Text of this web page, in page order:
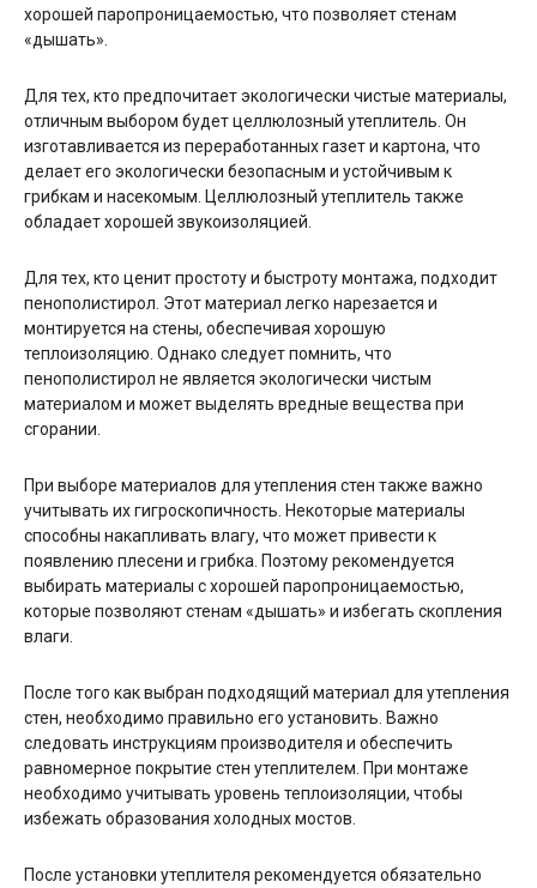
хорошей паропроницаемостью, что позволяет стенам
«дышать».
Для тех, кто предпочитает экологически чистые материалы,
отличным выбором будет целлюлозный утеплитель. Он
изготавливается из переработанных газет и картона, что
делает его экологически безопасным и устойчивым к
грибкам и насекомым. Целлюлозный утеплитель также
обладает хорошей звукоизоляцией.
Для тех, кто ценит простоту и быстроту монтажа, подходит
пенополистирол. Этот материал легко нарезается и
монтируется на стены, обеспечивая хорошую
теплоизоляцию. Однако следует помнить, что
пенополистирол не является экологически чистым
материалом и может выделять вредные вещества при
сгорании.
При выборе материалов для утепления стен также важно
учитывать их гигроскопичность. Некоторые материалы
способны накапливать влагу, что может привести к
появлению плесени и грибка. Поэтому рекомендуется
выбирать материалы с хорошей паропроницаемостью,
которые позволяют стенам «дышать» и избегать скопления
влаги.
После того как выбран подходящий материал для утепления
стен, необходимо правильно его установить. Важно
следовать инструкциям производителя и обеспечить
равномерное покрытие стен утеплителем. При монтаже
необходимо учитывать уровень теплоизоляции, чтобы
избежать образования холодных мостов.
После установки утеплителя рекомендуется обязательно